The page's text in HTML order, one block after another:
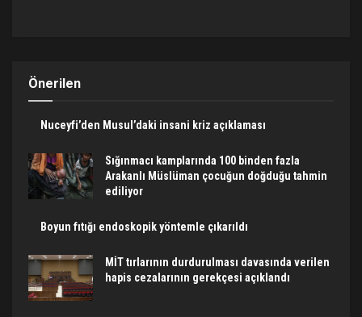
Önerilen
Nuceyfi’den Musul’daki insani kriz açıklaması
Sığınmacı kamplarında 100 binden fazla
Arakanlı Müslüman çocuğun doğduğu tahmin
ediliyor
Boyun fıtığı endoskopik yöntemle çıkarıldı
MİT tırlarının durdurulması davasında verilen
hapis cezalarının gerekçesi açıklandı